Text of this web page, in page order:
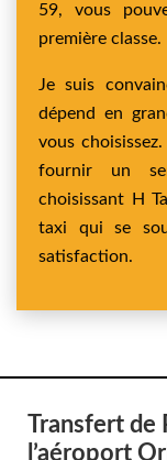
59, vous
première classe.
Je suis
dépend en
vous
fournir un
choisissant H
taxi qui se
satisfaction.
Transfert de
l’aéroport